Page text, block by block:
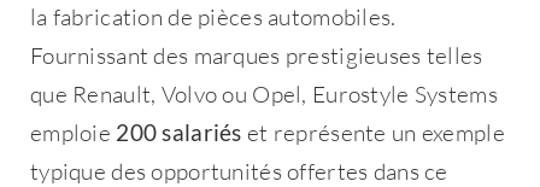
la fabrication de pièces automobiles.
Fournissant des marques prestigieuses telles
que Renault, Volvo ou Opel, Eurostyle Systems
emploie 200 salariés et représente un exemple
typique des opportunités offertes dans ce
Envoyer ma
demande